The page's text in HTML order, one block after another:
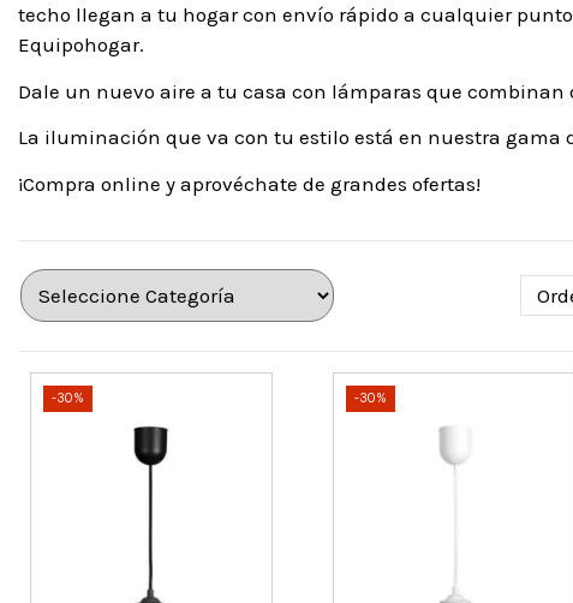
techo llegan a tu hogar con envío rápido a cualquier
Equipohogar.
Dale un nuevo aire a tu casa con lámparas que
La iluminación que va con tu estilo está en nuestra gama
¡Compra online y aprovéchate de grandes ofertas!
-30% -30%